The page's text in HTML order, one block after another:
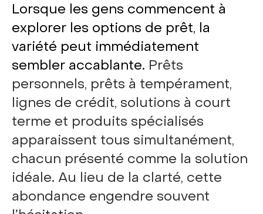
Lorsque les gens commencent à
explorer les options de prêt, la
variété peut immédiatement
sembler accablante. Prêts
personnels, prêts à tempérament,
lignes de crédit, solutions à court
terme et produits spécialisés
apparaissent tous simultanément,
chacun présenté comme la solution
idéale. Au lieu de la clarté, cette
abondance engendre souvent